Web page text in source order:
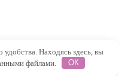
удобства. Находясь здесь, вы
файлами.
ОК